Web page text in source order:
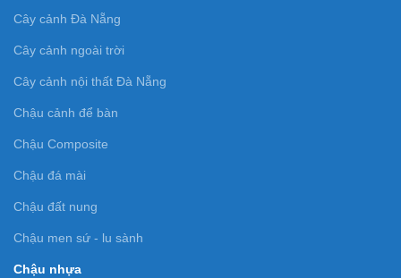
Cây cảnh Đà Nẵng
Cây cảnh ngoài trời
Cây cảnh nội thất Đà Nẵng
Chậu cảnh để bàn
Chậu Composite
Chậu đá mài
Chậu đất nung
Chậu men sứ - lu sành
Chậu nhựa